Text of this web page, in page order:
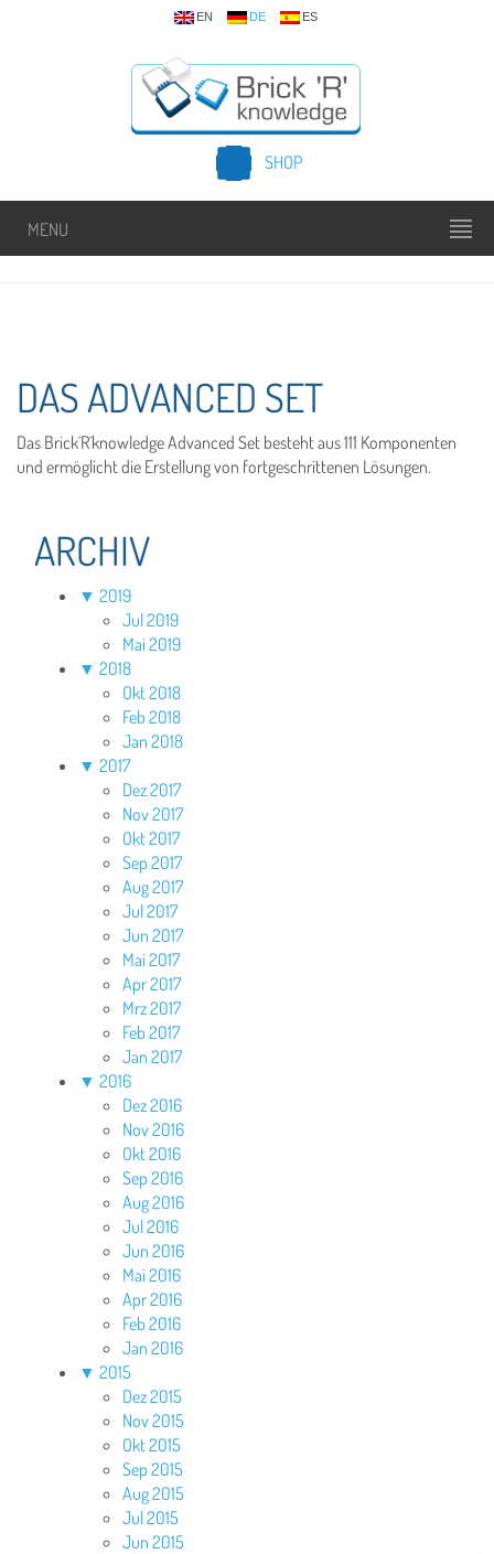
EN DE ES
SHOP
MENU
DAS ADVANCED SET
Das Brick´R´knowledge Advanced Set besteht aus 111 Komponenten
und ermöglicht die Erstellung von fortgeschrittenen Lösungen.
ARCHIV
▼ 2019
Jul 2019
Mai 2019
▼ 2018
Okt 2018
Feb 2018
Jan 2018
▼ 2017
Dez 2017
Nov 2017
Okt 2017
Sep 2017
Aug 2017
Jul 2017
Jun 2017
Mai 2017
Apr 2017
Mrz 2017
Feb 2017
Jan 2017
▼ 2016
Dez 2016
Nov 2016
Okt 2016
Sep 2016
Aug 2016
Jul 2016
Jun 2016
Mai 2016
Apr 2016
Feb 2016
Jan 2016
▼ 2015
Dez 2015
Nov 2015
Okt 2015
Sep 2015
Aug 2015
Jul 2015
Jun 2015